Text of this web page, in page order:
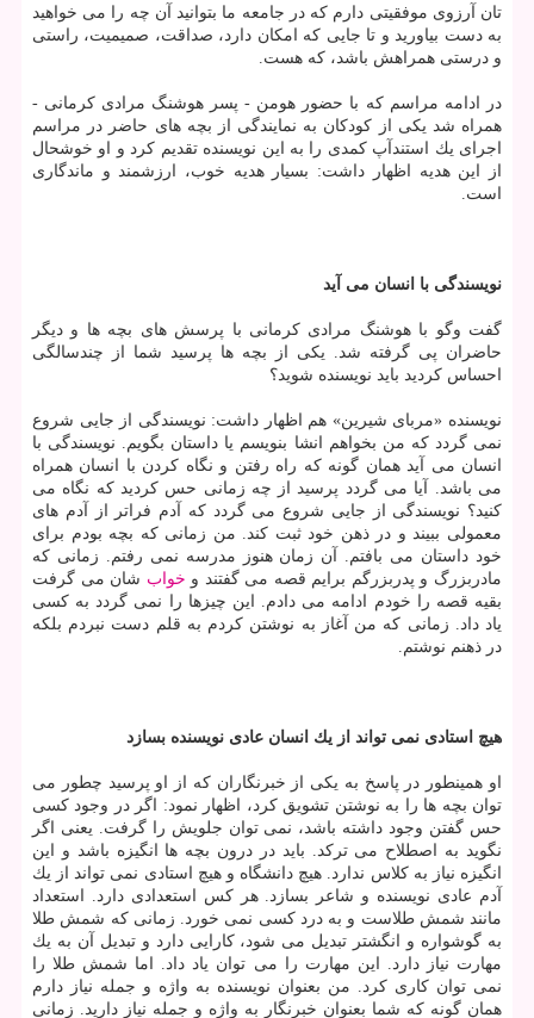
تان آرزوی موفقیتی دارم كه در جامعه ما بتوانید آن چه را می خواهید
به دست بیاورید و تا جایی كه امكان دارد، صداقت، صمیمیت، راستی
و درستی همراهش باشد، كه هست.
در ادامه مراسم كه با حضور هومن - پسر هوشنگ مرادی كرمانی -
همراه شد یكی از كودكان به نمایندگی از بچه های حاضر در مراسم
اجرای یك استندآپ كمدی را به این نویسنده تقدیم كرد و او خوشحال
از این هدیه اظهار داشت: بسیار هدیه خوب، ارزشمند و ماندگاری
است.
نویسندگی با انسان می آید
گفت وگو با هوشنگ مرادی كرمانی با پرسش های بچه ها و دیگر
حاضران پی گرفته شد. یكی از بچه ها پرسید شما از چندسالگی
احساس كردید باید نویسنده شوید؟
نویسنده «مربای شیرین» هم اظهار داشت: نویسندگی از جایی شروع
نمی گردد كه من بخواهم انشا بنویسم یا داستان بگویم. نویسندگی با
انسان می آید همان گونه كه راه رفتن و نگاه كردن با انسان همراه
می باشد. آیا می گردد پرسید از چه زمانی حس كردید كه نگاه می
كنید؟ نویسندگی از جایی شروع می گردد كه آدم فراتر از آدم های
معمولی ببیند و در ذهن خود ثبت كند. من زمانی كه بچه بودم برای
خود داستان می بافتم. آن زمان هنوز مدرسه نمی رفتم. زمانی كه
مادربزرگ و پدربزرگم برایم قصه می گفتند و خواب شان می گرفت
بقیه قصه را خودم ادامه می دادم. این چیزها را نمی گردد به كسی
یاد داد. زمانی كه من آغاز به نوشتن كردم به قلم دست نبردم بلكه
در ذهنم نوشتم.
هیچ استادی نمی تواند از یك انسان عادی نویسنده بسازد
او همینطور در پاسخ به یكی از خبرنگاران كه از او پرسید چطور می
توان بچه ها را به نوشتن تشویق كرد، اظهار نمود: اگر در وجود كسی
حس گفتن وجود داشته باشد، نمی توان جلویش را گرفت. یعنی اگر
نگوید به اصطلاح می تركد. باید در درون بچه ها انگیزه باشد و این
انگیزه نیاز به كلاس ندارد. هیچ دانشگاه و هیچ استادی نمی تواند از یك
آدم عادی نویسنده و شاعر بسازد. هر كس استعدادی دارد. استعداد
مانند شمش طلاست و به درد كسی نمی خورد. زمانی كه شمش طلا
به گوشواره و انگشتر تبدیل می شود، كارایی دارد و تبدیل آن به یك
مهارت نیاز دارد. این مهارت را می توان یاد داد. اما شمش طلا را
نمی توان كاری كرد. من بعنوان نویسنده به واژه و جمله نیاز دارم
همان گونه كه شما بعنوان خبرنگار به واژه و جمله نیاز دارید. زمانی